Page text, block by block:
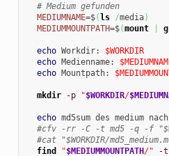
# Medium gefunden
MEDIUMNAME=$( ls /media)
MEDIUMMOUNTPATH=$(mount
echo Workdir:
$WORKDIR
echo Medienname:
echo Mountpath:
mkdir -p "$WORKDIR/
echo md5sum des medium nach
#cfv -rr -C -t md5 -q -f
#cat "$WORKDIR/
find
"$MEDIUMMOUNTPATH /" -